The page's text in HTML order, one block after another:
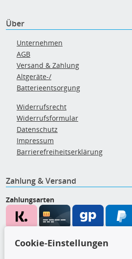
Über
Unternehmen
AGB
Versand & Zahlung
Altgeräte-/
Batterieentsorgung
Widerrufsrecht
Widerrufsformular
Datenschutz
Impressum
Barrierefreiheitserklärung
Zahlung & Versand
Zahlungsarten
Cookie-Einstellungen